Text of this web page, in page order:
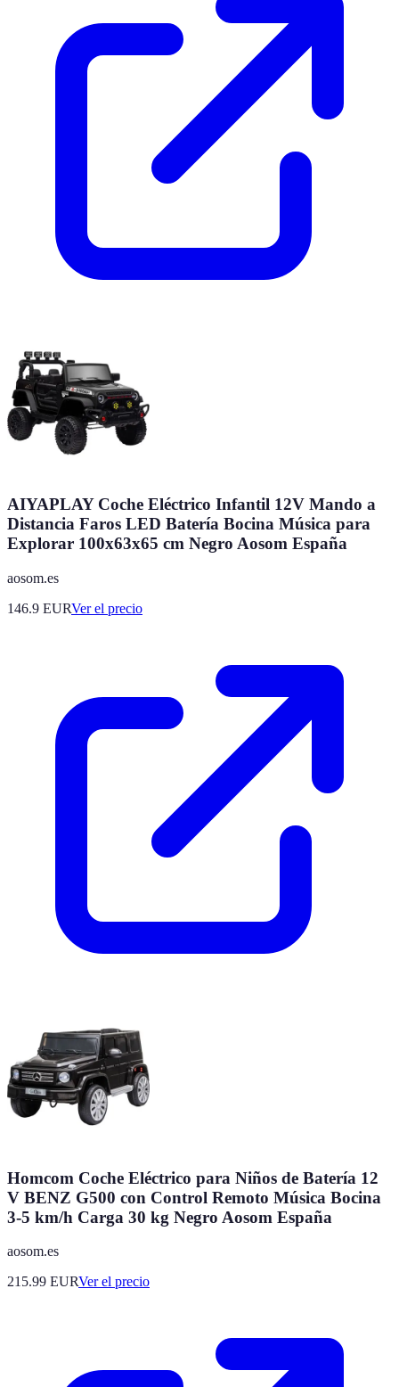
AIYAPLAY Coche Eléctrico Infantil 12V Mando a
Distancia Faros LED Batería Bocina Música para
Explorar 100x63x65 cm Negro Aosom España
aosom.es
146.9 EURVer el precio
Homcom Coche Eléctrico para Niños de Batería 12
V BENZ G500 con Control Remoto Música Bocina
3-5 km/h Carga 30 kg Negro Aosom España
aosom.es
215.99 EURVer el precio